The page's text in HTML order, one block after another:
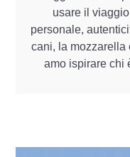
usare il
personale,
cani, la mozzarella
amo ispirare chi